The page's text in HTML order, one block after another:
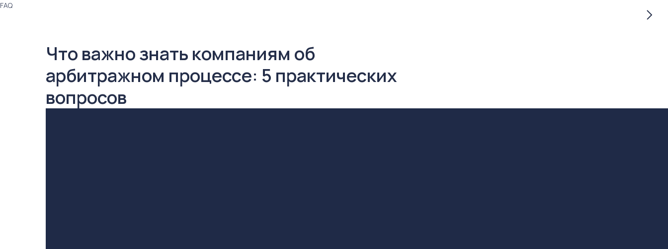
FAQ
Что важно знать компаниям об
арбитражном процессе: 5 практических
вопросов